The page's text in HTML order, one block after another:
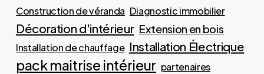
Construction de véranda Diagnostic immobilier
Décoration d'intérieur Extension en bois
Installation de chauffage Installation Électrique
pack maitrise intérieur partenaires